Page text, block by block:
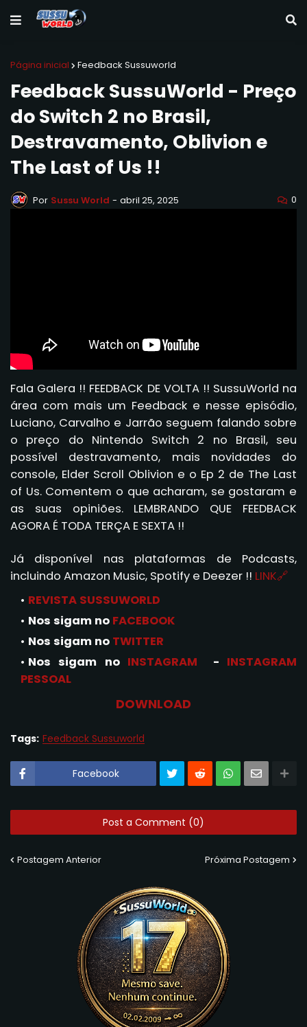
Página inicial Feedback Sussuworld
Feedback SussuWorld - Preço
do Switch 2 no Brasil,
Destravamento, Oblivion e
The Last of Us !!
Por Sussu World - abril 25, 2025 0
Fala Galera !! FEEDBACK DE VOLTA !! SussuWorld na
área com mais um Feedback e nesse episódio,
Luciano, Carvalho e Jarrão seguem falando sobre
o preço do Nintendo Switch 2 no Brasil, seu
possível destravamento, mais novidades do
console, Elder Scroll Oblivion e o Ep 2 de The Last
of Us. Comentem o que acharam, se gostaram e
as suas opiniões. LEMBRANDO QUE FEEDBACK
AGORA É TODA TERÇA E SEXTA !!
Já disponível nas plataformas de Podcasts,
incluindo Amazon Music, Spotify e Deezer !! LINK🔗
REVISTA SUSSUWORLD
Nos sigam no FACEBOOK
Nos sigam no TWITTER
Nos sigam no INSTAGRAM - INSTAGRAM
PESSOAL
DOWNLOAD
Tags: Feedback Sussuworld
Facebook
Post a Comment (0)
Postagem Anterior Próxima Postagem